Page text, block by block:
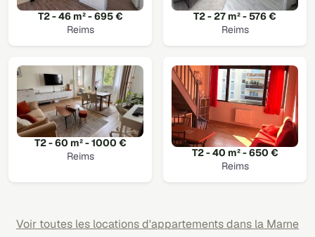
T2 - 46 m² - 695 €
Reims
T2 - 27 m² - 576 €
Reims
T2 - 60 m² - 1000 €
Reims
T2 - 40 m² - 650 €
Reims
Voir toutes les locations d'appartements dans la Marne